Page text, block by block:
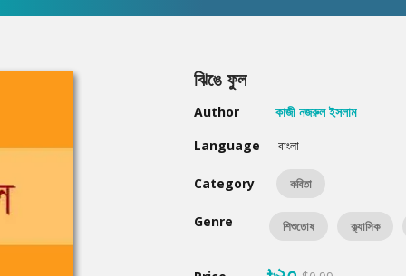
Humayun Ahmed
Mouri Morium
Hot & New
ঝিঙে ফুল
Author
কাজী নজরুল ইসলাম
Language
বাংলা
Category কবিতা
Genre শিশুতোষ ক্ল্যাসিক